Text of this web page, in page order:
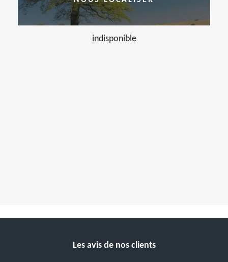
indisponible
Les avis de nos clients